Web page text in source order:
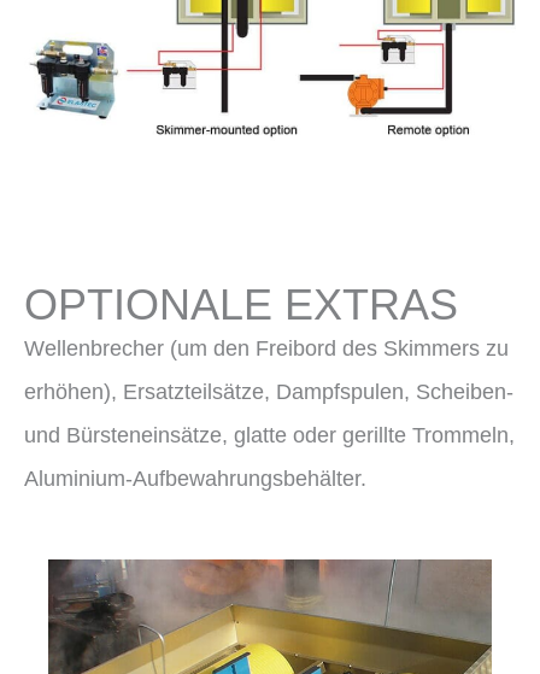
OPTIONALE EXTRAS
Wellenbrecher (um den Freibord des Skimmers zu
erhöhen), Ersatzteilsätze, Dampfspulen, Scheiben-
und Bürsteneinsätze, glatte oder gerillte Trommeln,
Aluminium-Aufbewahrungsbehälter.